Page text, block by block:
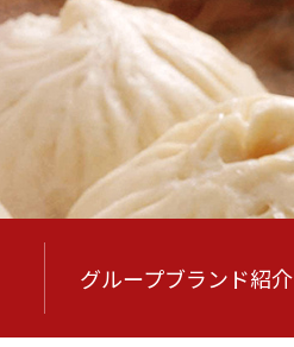
グループブランド紹介